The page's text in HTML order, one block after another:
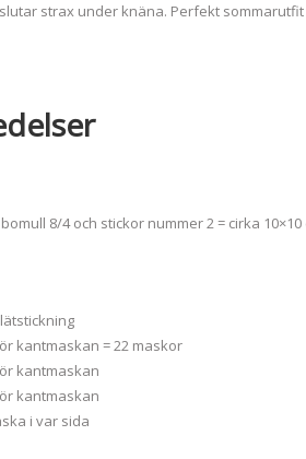
strax under knäna. Perfekt
8/4 och stickor nummer 2 = cirka 10×10
kantmaskan = 22 maskor
kantmaskan
kantmaskan
i var sida